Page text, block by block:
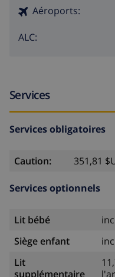
Aéroports:
ALC:
Services
Services obligatoires
Caution: 351,81
Services optionnels
Lit bébé
Siège enfant
Lit
supplémentaire